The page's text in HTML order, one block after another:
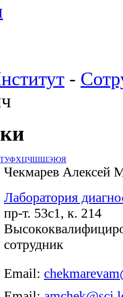
-
ТУФХЦЧШЩЭЮЯ
Чекмарев Алексей
Лаборатория
пр-т. 53с1, к. 214
сотрудник
Email: